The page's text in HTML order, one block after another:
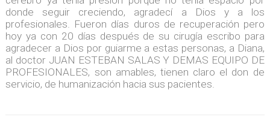
donde seguir creciendo, agradecí a Dios y a los
profesionales. Fueron días duros de recuperación pero
hoy ya con 20 días después de su cirugía escribo para
agradecer a Dios por guiarme a estas personas, a Diana,
al doctor JUAN ESTEBAN SALAS Y DEMAS EQUIPO DE
PROFESIONALES, son amables, tienen claro el don de
servicio, de humanización hacia sus pacientes.